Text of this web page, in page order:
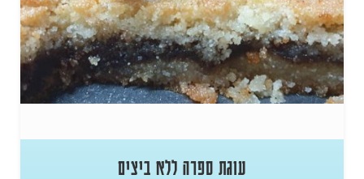
עוגת ספרה ללא ביצים